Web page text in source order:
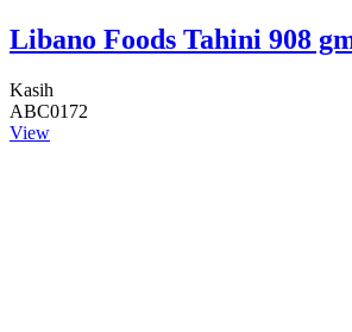
Libano Foods Tahini 908
Kasih
ABC0172
View